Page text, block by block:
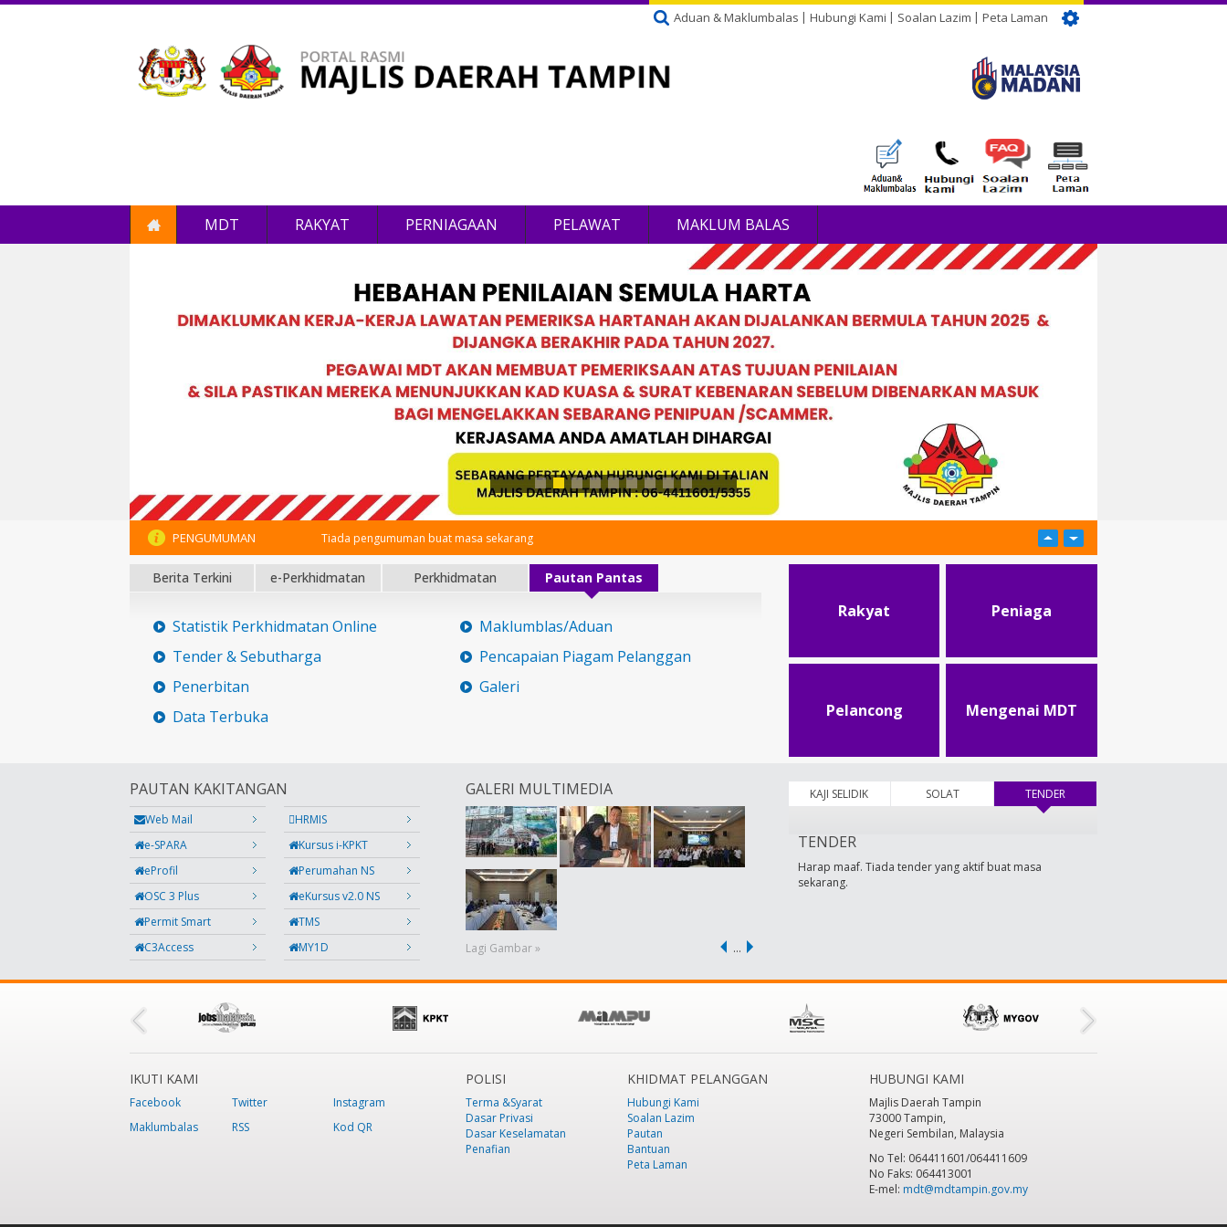
Aduan & Maklumbalas Hubungi Kami Soalan Lazim Peta Laman
MDT RAKYAT PERNIAGAAN PELAWAT MAKLUM BALAS
PENGUMUMAN Tiada pengumuman buat masa sekarang
Berita Terkini e-Perkhidmatan Perkhidmatan Pautan Pantas
Statistik Perkhidmatan Online
Tender & Sebutharga
Penerbitan
Data Terbuka
Maklumblas/Aduan
Pencapaian Piagam Pelanggan
Galeri
Rakyat Peniaga
Pelancong Mengenai MDT
PAUTAN KAKITANGAN
Web Mail
HRMIS
e-SPARA
Kursus i-KPKT
eProfil
Perumahan NS
OSC 3 Plus
eKursus v2.0 NS
Permit Smart
TMS
C3Access
MY1D
GALERI MULTIMEDIA
Lagi Gambar » …
KAJI SELIDIK SOLAT TENDER(tab aktif)
TENDER
Harap maaf. Tiada tender yang aktif buat masa
sekarang.
IKUTI KAMI
Facebook Twitter
Instagram
Maklumbalas
RSS Kod QR
POLISI
Terma &Syarat
Dasar Privasi
Dasar Keselamatan
Penafian
KHIDMAT PELANGGAN
Hubungi Kami
Soalan Lazim
Pautan
Bantuan
Peta Laman
HUBUNGI KAMI
Majlis Daerah Tampin
73000 Tampin,
Negeri Sembilan, Malaysia
No Tel: 064411601/064411609
No Faks: 064413001
E-mel: mdt@mdtampin.gov.my